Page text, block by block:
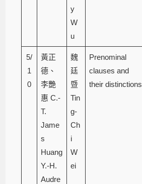
y
W
u
5/
1
0
黃正
德、
李艷
惠 C.-
T.
Jame
s
Huang
Y.-H.
Audre
魏
廷
暨
Tin
g-
Ch
i
W
ei
Prenominal
clauses and
their distinctions